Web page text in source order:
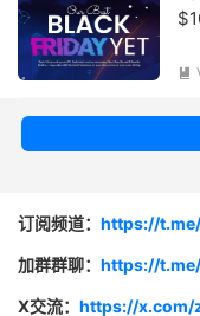

订阅频道： https://
加群群聊： https://
X交流： https://x.com/